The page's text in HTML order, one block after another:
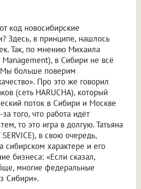
код новосибирские
Здесь, в принципе, нашлось
Так, по мнению Михаила
в Сибири не всё
больше поверим
Про это же говорил
(сеть HARUCHA), который
поток в Сибири и Москве
того, что работа идёт
то это игра в долгую. Татьяна
в свою очередь,
сибирском характере и его
бизнеса: «Если сказал,
многие федеральные
Сибири».